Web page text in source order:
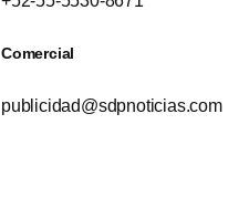
Comercial
publicidad@sdpnoticias.com